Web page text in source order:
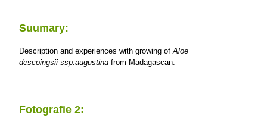
Suumary:
Description and experiences with growing ofAloe
descoingsii ssp.augustina from Madagascan.
Fotografie 2: